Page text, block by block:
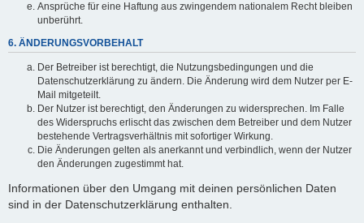
Ansprüche für eine Haftung aus zwingendem nationalem Recht bleiben
unberührt.
6. ÄNDERUNGSVORBEHALT
Der Betreiber ist berechtigt, die Nutzungsbedingungen und die
Datenschutzerklärung zu ändern. Die Änderung wird dem Nutzer per E-
Mail mitgeteilt.
Der Nutzer ist berechtigt, den Änderungen zu widersprechen. Im Falle
des Widerspruchs erlischt das zwischen dem Betreiber und dem Nutzer
bestehende Vertragsverhältnis mit sofortiger Wirkung.
Die Änderungen gelten als anerkannt und verbindlich, wenn der Nutzer
den Änderungen zugestimmt hat.
Informationen über den Umgang mit deinen persönlichen Daten
sind in der Datenschutzerklärung enthalten.